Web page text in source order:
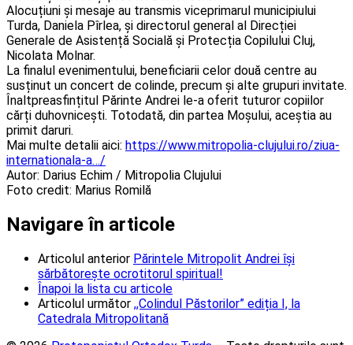
Alocuțiuni și mesaje au transmis viceprimarul municipiului
Turda, Daniela Pîrlea, și directorul general al Direcției
Generale de Asistență Socială și Protecția Copilului Cluj,
Nicolata Molnar.
La finalul evenimentului, beneficiarii celor două centre au
susținut un concert de colinde, precum și alte grupuri invitate.
Înaltpreasfințitul Părinte Andrei le-a oferit tuturor copiilor
cărți duhovnicești. Totodată, din partea Moșului, aceștia au
primit daruri.
Mai multe detalii aici: https://www.mitropolia-clujului.ro/ziua-
internationala-a…/
Autor: Darius Echim / Mitropolia Clujului
Foto credit: Marius Romilă
Navigare în articole
Articolul anterior Părintele Mitropolit Andrei își
sărbătorește ocrotitorul spiritual!
Înapoi la lista cu articole
Articolul următor ,,Colindul Păstorilor” ediția I, la
Catedrala Mitropolitană